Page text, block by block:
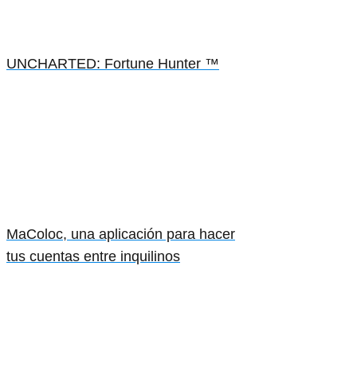
UNCHARTED: Fortune Hunter ™
MaColoc, una aplicación para hacer
tus cuentas entre inquilinos